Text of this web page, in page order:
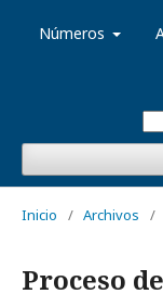
Números
Inicio / Archivos /
Proceso